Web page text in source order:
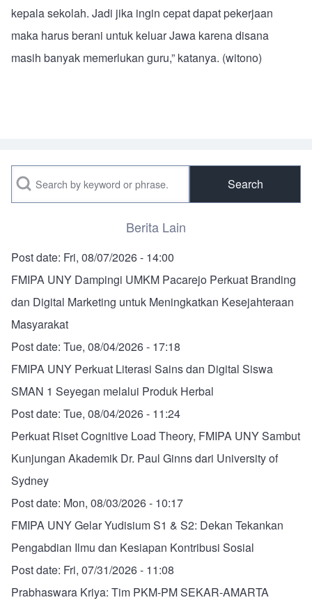
kepala sekolah. Jadi jika ingin cepat dapat pekerjaan
maka harus berani untuk keluar Jawa karena disana
masih banyak memerlukan guru,” katanya. (witono)
Search
Berita Lain
Post date: Fri, 08/07/2026 - 14:00
FMIPA UNY Dampingi UMKM Pacarejo Perkuat Branding
dan Digital Marketing untuk Meningkatkan Kesejahteraan
Masyarakat
Post date: Tue, 08/04/2026 - 17:18
FMIPA UNY Perkuat Literasi Sains dan Digital Siswa
SMAN 1 Seyegan melalui Produk Herbal
Post date: Tue, 08/04/2026 - 11:24
Perkuat Riset Cognitive Load Theory, FMIPA UNY Sambut
Kunjungan Akademik Dr. Paul Ginns dari University of
Sydney
Post date: Mon, 08/03/2026 - 10:17
FMIPA UNY Gelar Yudisium S1 & S2: Dekan Tekankan
Pengabdian Ilmu dan Kesiapan Kontribusi Sosial
Post date: Fri, 07/31/2026 - 11:08
Prabhaswara Kriya: Tim PKM-PM SEKAR-AMARTA